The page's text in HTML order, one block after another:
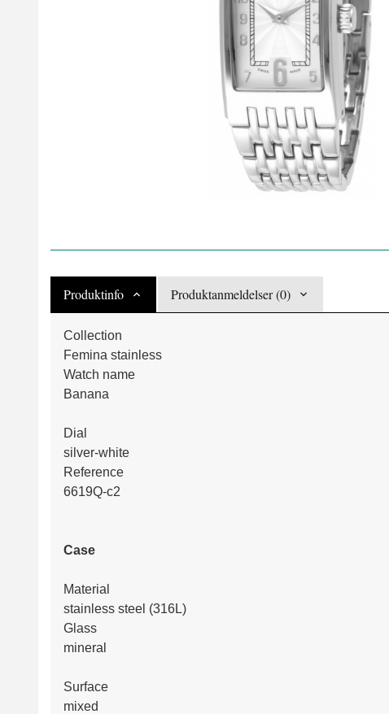
Produktinfo Produktanmeldelser (0)
Collection
Femina stainless
Watch name
Banana
Dial
silver-white
Reference
6619Q-c2
Case
Material
stainless steel (316L)
Glass
mineral
Surface
mixed